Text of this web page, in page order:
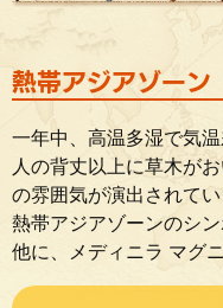
熱帯アジアゾーン
一年中、高温多湿で気
人の背丈以上に草木が
の雰囲気が演出されてい
熱帯アジアゾーンのシ
他に、メディニラ マグ